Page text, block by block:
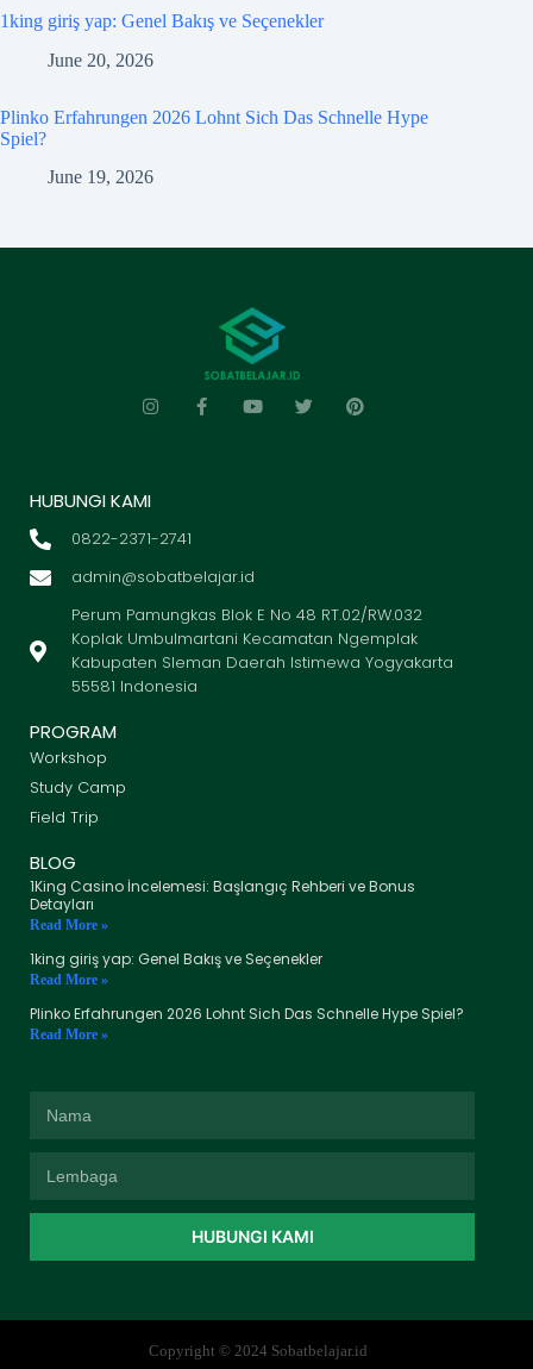
1king giriş yap: Genel Bakış ve Seçenekler
June 20, 2026
Plinko Erfahrungen 2026 Lohnt Sich Das Schnelle Hype
Spiel?
June 19, 2026
HUBUNGI KAMI
0822-2371-2741
admin@sobatbelajar.id
Perum Pamungkas Blok E No 48 RT.02/RW.032
Koplak Umbulmartani Kecamatan Ngemplak
Kabupaten Sleman Daerah Istimewa Yogyakarta
55581 Indonesia
PROGRAM
Workshop
Study Camp
Field Trip
BLOG
1King Casino İncelemesi: Başlangıç Rehberi ve Bonus
Detayları
Read More »
1king giriş yap: Genel Bakış ve Seçenekler
Read More »
Plinko Erfahrungen 2026 Lohnt Sich Das Schnelle Hype Spiel?
Read More »
HUBUNGI KAMI
Copyright © 2024 Sobatbelajar.id